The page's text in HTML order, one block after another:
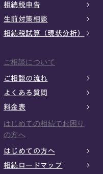
相続税申告
生前対策相談
相続税試算（現状分析）
ご相談について
ご相談の流れ
よくある質問
料金表
はじめての相続でお困り
の方へ
はじめての方へ
相続ロードマップ